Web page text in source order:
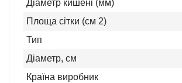
Діаметр кишені (мм)
Площа сітки (см 2)
Тип
Діаметр, см
Країна виробник